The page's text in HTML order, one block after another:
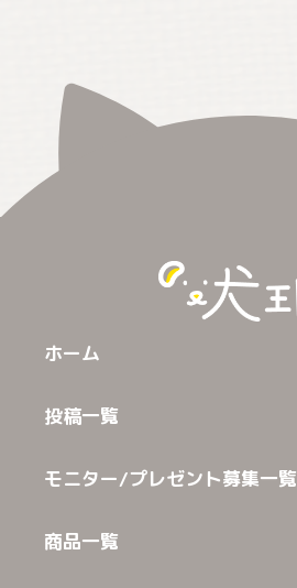
ホーム
投稿一覧
モニター/プレゼント募集一覧
商品一覧